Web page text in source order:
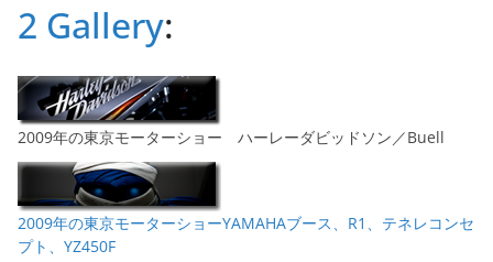
2 Gallery:
2009年の東京モーターショー ハーレーダビッドソン／Buell
2009年の東京モーターショーYAMAHAブース、R1、テネレコンセ
プト、YZ450F